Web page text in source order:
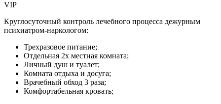
VIP
Круглосуточный контроль лечебного процесса дежурным
психиатром-наркологом:
Трехразовое питание;
Отдельная 2х местная комната;
Личный душ и туалет;
Комната отдыха и досуга;
Врачебный обход 3 раза;
Комфортабельная кровать;